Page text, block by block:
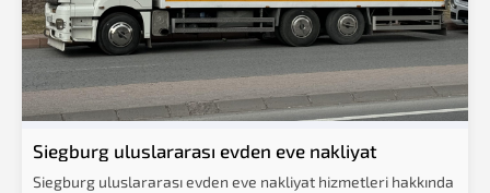
Siegburg uluslararası evden eve nakliyat
Siegburg uluslararası evden eve nakliyat hizmetleri hakkında